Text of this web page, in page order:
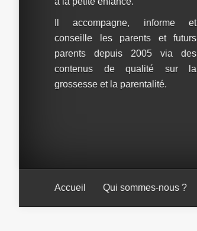
Il accompagne, informe et
conseille les parents et futurs
parents depuis 2005 via des
contenus de qualité sur la
grossesse et la parentalité.
Accueil Qui sommes-nous ?